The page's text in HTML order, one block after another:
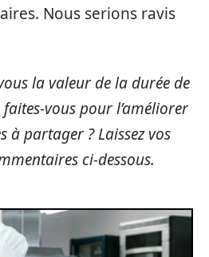
Nous serions ravis
la valeur de la durée de
faites-vous pour l’améliorer
à partager ? Laissez vos
ci-dessous.